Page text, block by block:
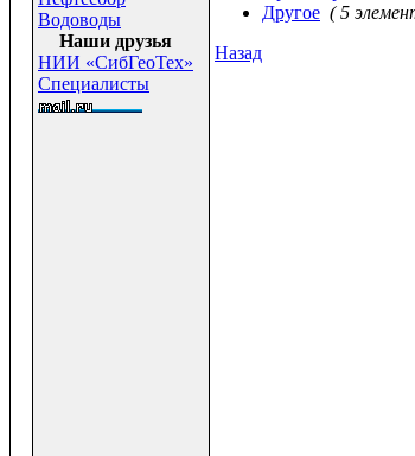
Водоводы
Наши друзья
НИИ «СибГеоТех»
Специалисты
Другое ( 5
Назад